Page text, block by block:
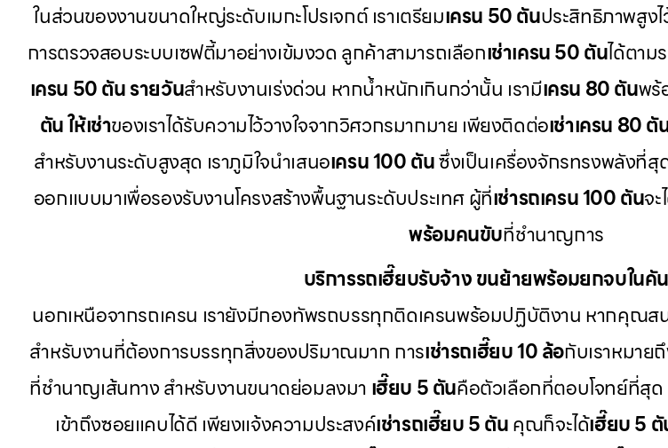
ในส่วนของงานขนาดใหญ่ระดับเมกะโปรเจกต์ เราเตรียมเครน 50 ตันประสิทธิภาพสูง
การตรวจสอบระบบเซฟตี้มาอย่างเข้มงวด ลูกค้าสามารถเลือกเช่าเครน 50 ตันได้ตาม
เครน 50 ตัน รายวันสำหรับงานเร่งด่วน หากน้ำหนักเกินกว่านั้น เรามีเครน 80 ตันพร้
ตัน ให้เช่าของเราได้รับความไว้วางใจจากวิศวกรมากมาย เพียงติดต่อเช่าเครน 80 ตั
สำหรับงานระดับสูงสุด เราภูมิใจนำเสนอเครน 100 ตันซึ่งเป็นเครื่องจักรทรงพลังที่สุ
ออกแบบมาเพื่อรองรับงานโครงสร้างพื้นฐานระดับประเทศ ผู้ที่เช่ารถเครน 100 ตันจ
พร้อมคนขับที่ชำนาญการ
บริการรถเฮี๊ยบรับจ้าง ขนย้ายพร้อมยกจบในคั
นอกเหนือจากรถเครน เรายังมีกองทัพรถบรรทุกติดเครนพร้อมปฏิบัติงาน หากคุณส
สำหรับงานที่ต้องการบรรทุกสิ่งของปริมาณมาก การเช่ารถเฮี๊ยบ 10 ล้อกับเราหมาย
ที่ชำนาญเส้นทาง สำหรับงานขนาดย่อมลงมา เฮี๊ยบ 5 ตันคือตัวเลือกที่ตอบโจทย์ที่สุด
เข้าถึงซอยแคบได้ดี เพียงแจ้งความประสงค์เช่ารถเฮี๊ยบ 5 ตันคุณก็จะได้เฮี๊ยบ 5